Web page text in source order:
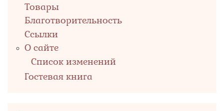
Товары
Благотворительность
Ссылки
О сайте
Список изменений
Гостевая книга